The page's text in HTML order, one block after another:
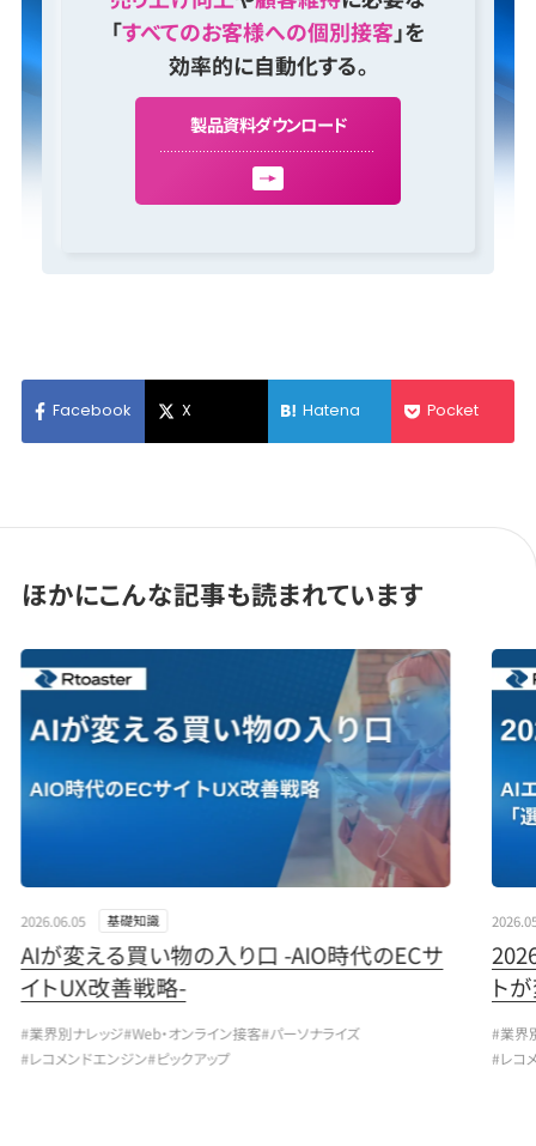
「すべてのお客様への個別接客」を
効率的に自動化する。
製品資料ダウンロード
Facebook X Hatena Pocket
ほかにこんな記事も読まれています
" loading="lazy">
2026.06.05 基礎知識
AIが変える買い物の入り口 -AIO時代のECサ
イトUX改善戦略-
#業界別ナレッジ#Web・オンライン接客#パーソナライズ
#レコメンドエンジン#ピックアップ
"
ト
#業界
#レコ